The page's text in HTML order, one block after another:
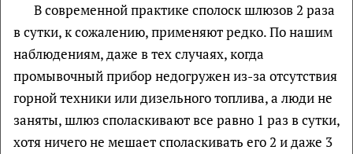
В современной практике сполоск шлюзов 2 раза
в сутки, к сожалению, применяют редко. По нашим
наблюдениям, даже в тех случаях, когда
промывочный прибор недогружен из-за отсутствия
горной техники или дизельного топлива, а люди не
заняты, шлюз споласкивают все равно 1 раз в сутки,
хотя ничего не мешает споласкивать его 2 и даже 3